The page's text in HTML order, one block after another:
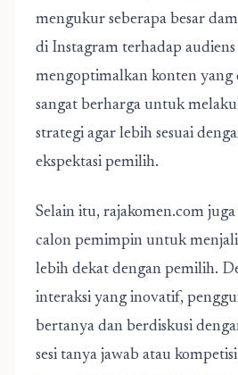
mengukur seberapa besar
di Instagram terhadap
mengoptimalkan konten yang
sangat berharga untuk
strategi agar lebih sesuai
ekspektasi pemilih.
Selain itu, rajakomen.com
calon pemimpin untuk
lebih dekat dengan pemilih.
interaksi yang inovatif,
bertanya dan berdiskusi
sesi tanya jawab atau